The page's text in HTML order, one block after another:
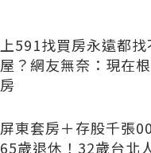
上591找買房永遠都
屋？網友無奈：現在
房
屏東套房＋存股千張
65歲退休！32歲台北